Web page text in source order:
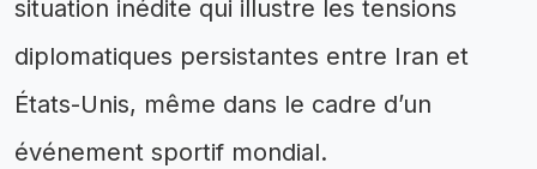
situation inédite qui illustre les tensions
diplomatiques persistantes entre Iran et
États-Unis, même dans le cadre d’un
événement sportif mondial.